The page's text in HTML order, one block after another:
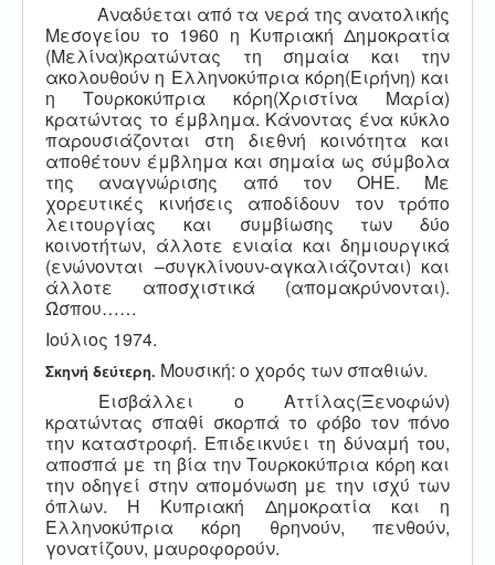
Αναδύεται από τα νερά της ανατολικής
Μεσογείου το 1960 η Κυπριακή Δημοκρατία
(Μελίνα)κρατώντας τη σημαία και την
ακολουθούν η Ελληνοκύπρια κόρη(Ειρήνη) και
η Τουρκοκύπρια κόρη(Χριστίνα Μαρία)
κρατώντας το έμβλημα. Κάνοντας ένα κύκλο
παρουσιάζονται στη διεθνή κοινότητα και
αποθέτουν έμβλημα και σημαία ως σύμβολα
της αναγνώρισης από τον ΟΗΕ. Με
χορευτικές κινήσεις αποδίδουν τον τρόπο
λειτουργίας και συμβίωσης των δύο
κοινοτήτων, άλλοτε ενιαία και δημιουργικά
(ενώνονται –συγκλίνουν-αγκαλιάζονται) και
άλλοτε αποσχιστικά (απομακρύνονται).
Ώσπου……
Ιούλιος 1974.
Σκηνή δεύτερη. Μουσική: ο χορός των σπαθιών.
Εισβάλλει ο Αττίλας(Ξενοφών)
κρατώντας σπαθί σκορπά το φόβο τον πόνο
την καταστροφή. Επιδεικνύει τη δύναμή του,
αποσπά με τη βία την Τουρκοκύπρια κόρη και
την οδηγεί στην απομόνωση με την ισχύ των
όπλων. Η Κυπριακή Δημοκρατία και η
Ελληνοκύπρια κόρη θρηνούν, πενθούν,
γονατίζουν, μαυροφορούν.